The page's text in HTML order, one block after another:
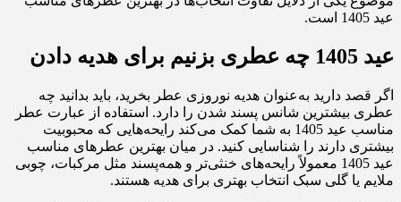
عید 1405 است.
عید 1405 چه عطری بزنیم برای هدیه دادن
اگر قصد دارید به‌عنوان هدیه نوروزی عطر بخرید، باید بدانید چه
عطری بیشترین شانس پسند شدن را دارد. استفاده از عبارت عطر
مناسب عید 1405 به شما کمک می‌کند رایحه‌هایی که محبوبیت
بیشتری دارند را شناسایی کنید. در میان بهترین عطرهای مناسب
عید 1405 معمولاً رایحه‌های خنثی‌تر و همه‌پسند مثل مرکبات، چوبی
ملایم یا گلی سبک انتخاب بهتری برای هدیه هستند.